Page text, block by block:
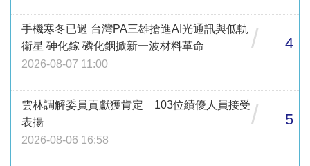
手機寒冬已過 台灣PA三雄搶進AI光通訊與低軌
衛星 砷化鎵 磷化銦掀新一波材料革命
2026-08-07 11:00
/ 4
雲林調解委員貢獻獲肯定 103位績優人員接受
表揚
2026-08-06 16:58
/ 5